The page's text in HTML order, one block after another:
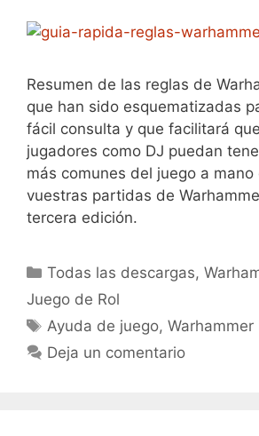
Resumen de las reglas de
que han sido esquematizadas
fácil consulta y que facilitará
jugadores como DJ puedan
más comunes del juego a mano
vuestras partidas de
tercera edición.
Categorías
Todas las descargas,
Juego de Rol
Etiquetas
Ayuda de juego,Warhammer
Deja un comentario